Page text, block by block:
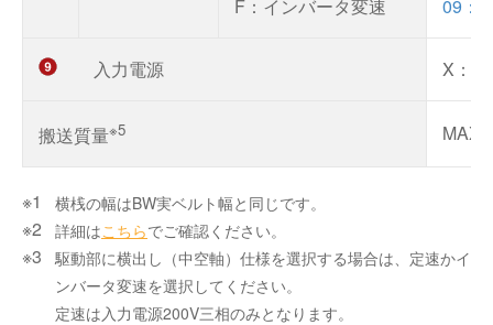
F：インバータ変速 09：
入力電源 X：
搬送質量※5 MAX.
横桟の幅はBW実ベルト幅と同じです。
詳細はこちらでご確認ください。
駆動部に横出し（中空軸）仕様を選択する場合は、定速かイ
ンバータ変速を選択してください。
定速は入力電源200V三相のみとなります。